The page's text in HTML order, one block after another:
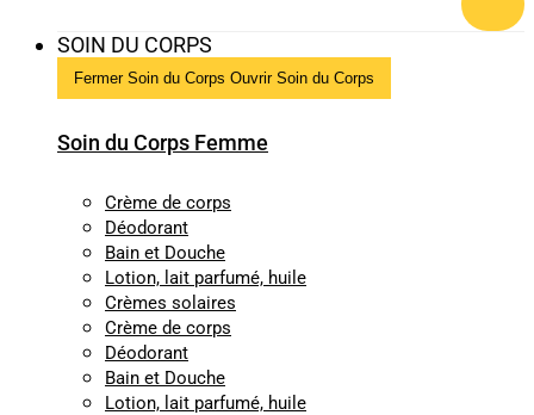
SOIN DU CORPS
Fermer Soin du Corps Ouvrir Soin du Corps
Soin du Corps Femme
Crème de corps
Déodorant
Bain et Douche
Lotion, lait parfumé, huile
Crèmes solaires
Crème de corps
Déodorant
Bain et Douche
Lotion, lait parfumé, huile